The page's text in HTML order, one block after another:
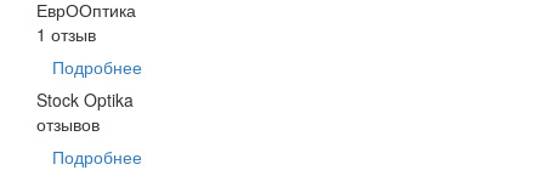
ЕврООптика
1 отзыв
Подробнее
Stock Optika
отзывов
Подробнее